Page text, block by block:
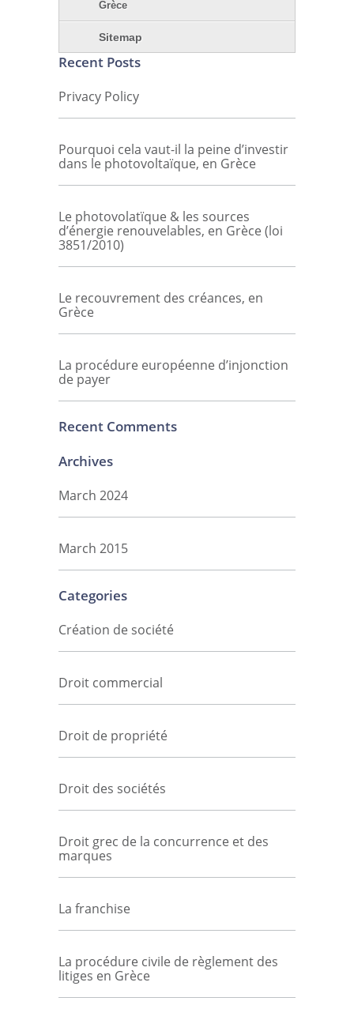
Grèce
Sitemap
Recent Posts
Privacy Policy
Pourquoi cela vaut-il la peine d’investir
dans le photovoltaïque, en Grèce
Le photovolatïque & les sources
d’énergie renouvelables, en Grèce (loi
3851/2010)
Le recouvrement des créances, en
Grèce
La procédure européenne d’injonction
de payer
Recent Comments
Archives
March 2024
March 2015
Categories
Création de société
Droit commercial
Droit de propriété
Droit des sociétés
Droit grec de la concurrence et des
marques
La franchise
La procédure civile de règlement des
litiges en Grèce